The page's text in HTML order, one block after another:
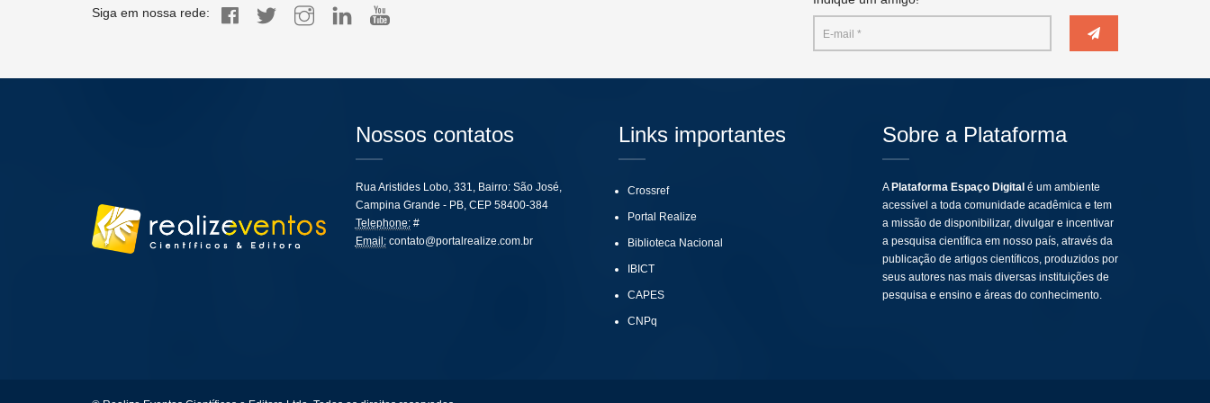
Siga em nossa rede:
Nossos contatos
Rua Aristides Lobo, 331, Bairro: São José,
Campina Grande - PB, CEP 58400-384
Telephone:#
Email: contato@portalrealize.com.br
Links importantes
Crossref
Portal Realize
Biblioteca Nacional
IBICT
CAPES
CNPq
Sobre a Plataforma
A Plataforma Espaço Digital é um ambiente
acessível a toda comunidade acadêmica e tem
a missão de disponibilizar, divulgar e incentivar
a pesquisa científica em nosso país, através da
publicação de artigos científicos, produzidos por
seus autores nas mais diversas instituições de
pesquisa e ensino e áreas do conhecimento.